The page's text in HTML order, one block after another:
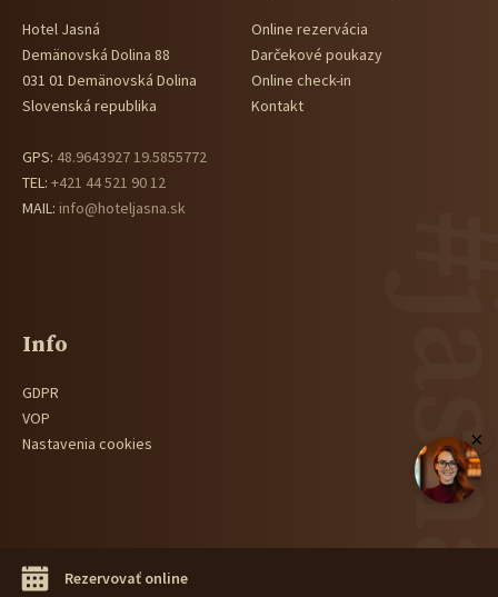
Hotel Jasná
Demänovská Dolina 88
031 01 Demänovská Dolina
Slovenská republika
GPS: 48.9643927 19.5855772
TEL: +421 44 521 90 12
MAIL: info@hoteljasna.sk
Online rezervácia
Darčekové poukazy
Online check-in
Kontakt
Info
GDPR
VOP
Nastavenia cookies
Rezervovať online
×